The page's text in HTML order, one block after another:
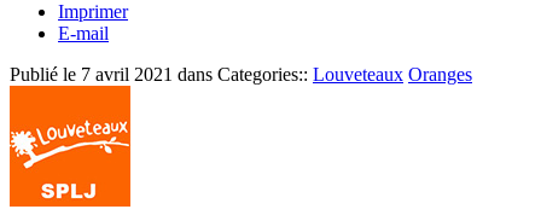
Imprimer
E-mail
Publié le 7 avril 2021 dans Categories:: Louveteaux Oranges